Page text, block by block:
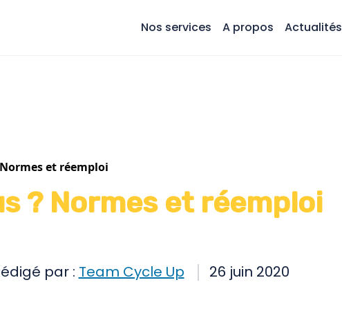
Nos services A propos Actualités
? Normes et réemploi
par : Team Cycle Up 26 juin 2020
et réemploi